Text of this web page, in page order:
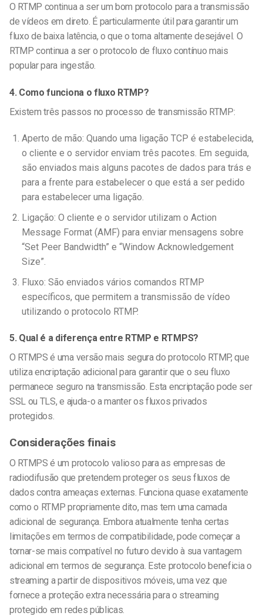
O RTMP continua a ser um bom protocolo para a transmissão
de vídeos em direto. É particularmente útil para garantir um
fluxo de baixa latência, o que o torna altamente desejável. O
RTMP continua a ser o protocolo de fluxo contínuo mais
popular para ingestão.
4. Como funciona o fluxo RTMP?
Existem três passos no processo de transmissão RTMP:
Aperto de mão: Quando uma ligação TCP é estabelecida,
o cliente e o servidor enviam três pacotes. Em seguida,
são enviados mais alguns pacotes de dados para trás e
para a frente para estabelecer o que está a ser pedido
para estabelecer uma ligação.
Ligação: O cliente e o servidor utilizam o Action
Message Format (AMF) para enviar mensagens sobre
“Set Peer Bandwidth” e “Window Acknowledgement
Size”.
Fluxo: São enviados vários comandos RTMP
específicos, que permitem a transmissão de vídeo
utilizando o protocolo RTMP.
5. Qual é a diferença entre RTMP e RTMPS?
O RTMPS é uma versão mais segura do protocolo RTMP, que
utiliza encriptação adicional para garantir que o seu fluxo
permanece seguro na transmissão. Esta encriptação pode ser
SSL ou TLS, e ajuda-o a manter os fluxos privados
protegidos.
Considerações finais
O RTMPS é um protocolo valioso para as empresas de
radiodifusão que pretendem proteger os seus fluxos de
dados contra ameaças externas. Funciona quase exatamente
como o RTMP propriamente dito, mas tem uma camada
adicional de segurança. Embora atualmente tenha certas
limitações em termos de compatibilidade, pode começar a
tornar-se mais compatível no futuro devido à sua vantagem
adicional em termos de segurança. Este protocolo beneficia o
streaming a partir de dispositivos móveis, uma vez que
fornece a proteção extra necessária para o streaming
protegido em redes públicas.